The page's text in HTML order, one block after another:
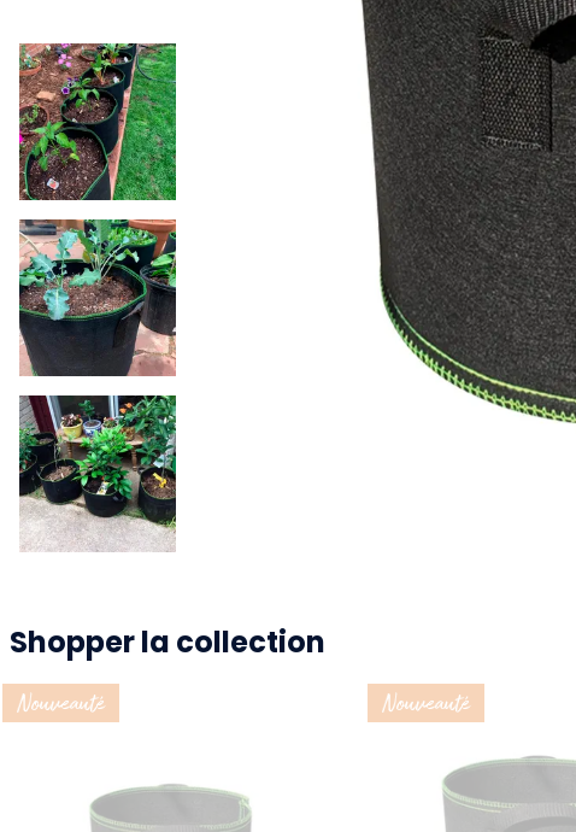
Shopper la collection
Nouveauté Nouveauté